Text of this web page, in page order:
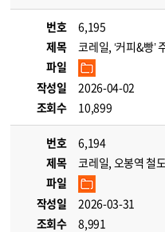
번호
6,195
제목
코레일, ‘커피&빵’
파일
작성일
2026-04-02
조회수
10,899
번호
6,194
제목
코레일, 오봉역 철
파일
작성일
2026-03-31
조회수
8,991